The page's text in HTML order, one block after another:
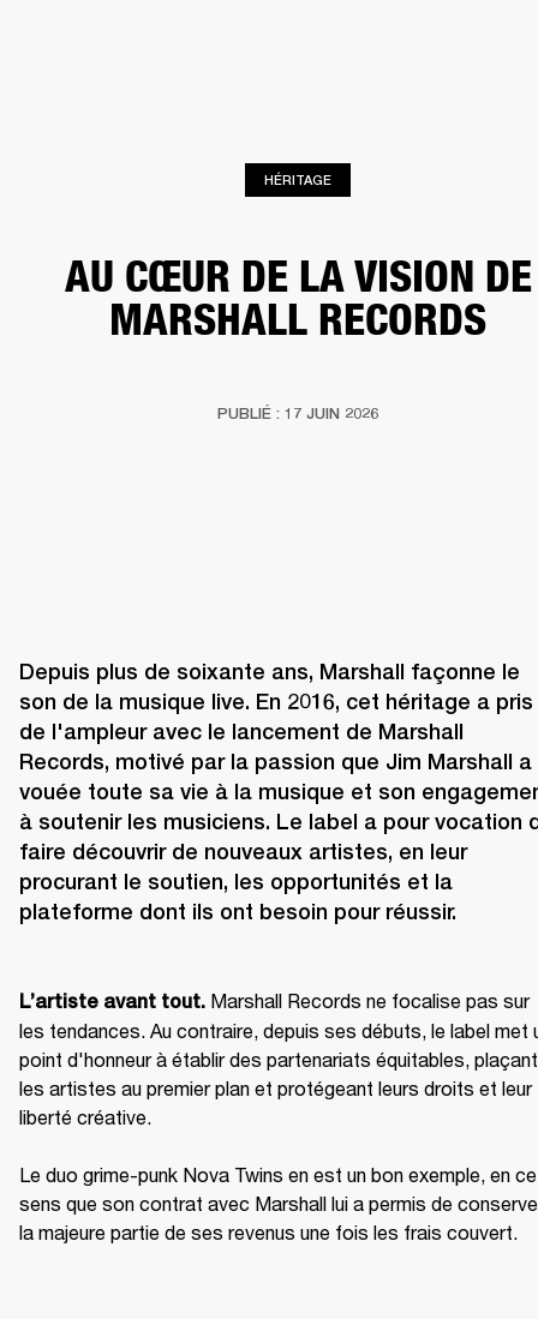
HÉRITAGE
AU CŒUR DE LA VISION DE
MARSHALL RECORDS
PUBLIÉ : 17 JUIN 2026
Depuis plus de soixante ans, Marshall façonne le
son de la musique live. En 2016, cet héritage a pris
de l'ampleur avec le lancement de Marshall
Records, motivé par la passion que Jim Marshall a
vouée toute sa vie à la musique et son
à soutenir les musiciens. Le label a pour vocation
faire découvrir de nouveaux artistes, en leur
procurant le soutien, les opportunités et la
plateforme dont ils ont besoin pour réussir.
L’artiste avant tout. Marshall Records ne focalise pas sur
les tendances. Au contraire, depuis ses débuts, le label met
point d'honneur à établir des partenariats équitables, plaçant
les artistes au premier plan et protégeant leurs droits et leur
liberté créative.
Le duo grime-punk Nova Twins en est un bon exemple, en ce
sens que son contrat avec Marshall lui a permis de
la majeure partie de ses revenus une fois les frais couvert.